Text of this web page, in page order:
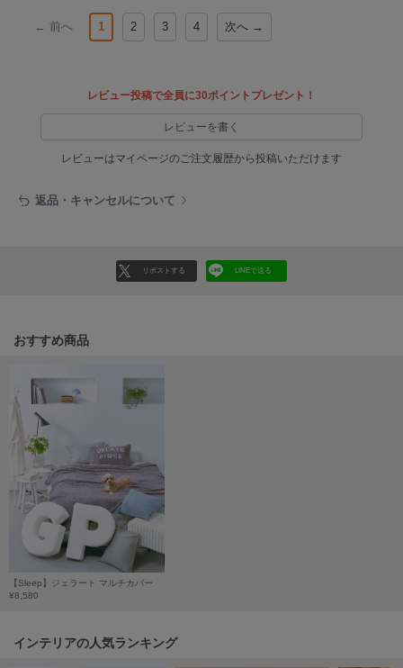
null.
ヌル
オニツカ タイガー
ORGUE
オルグ
ORR
オル
PATRICK
パトリック
Philly chocolate
フィリーチョコレート
← 前へ 1 2 3 4 次へ →
レビュー投稿で全員に30ポイントプレゼント！
レビューを書く
レビューはマイページのご注文履歴から投稿いただけます
返品・キャンセルについて
リポストする LINEで送る
おすすめ商品
【Sleep】ジェラート マルチカバー
¥8,580
インテリアの人気ランキング